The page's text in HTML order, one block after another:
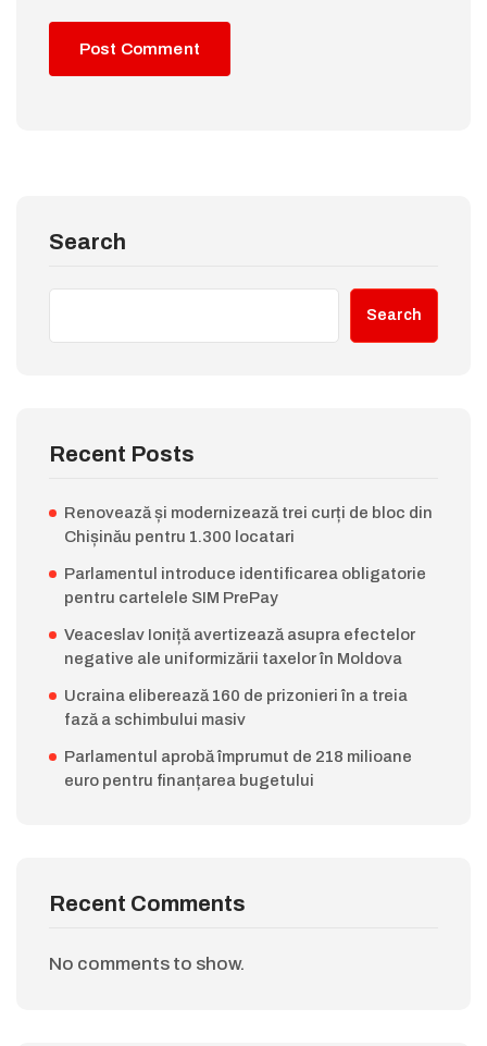
Search
Search
Recent Posts
Renovează și modernizează trei curți de bloc din
Chișinău pentru 1.300 locatari
Parlamentul introduce identificarea obligatorie
pentru cartelele SIM PrePay
Veaceslav Ioniță avertizează asupra efectelor
negative ale uniformizării taxelor în Moldova
Ucraina eliberează 160 de prizonieri în a treia
fază a schimbului masiv
Parlamentul aprobă împrumut de 218 milioane
euro pentru finanțarea bugetului
Recent Comments
No comments to show.